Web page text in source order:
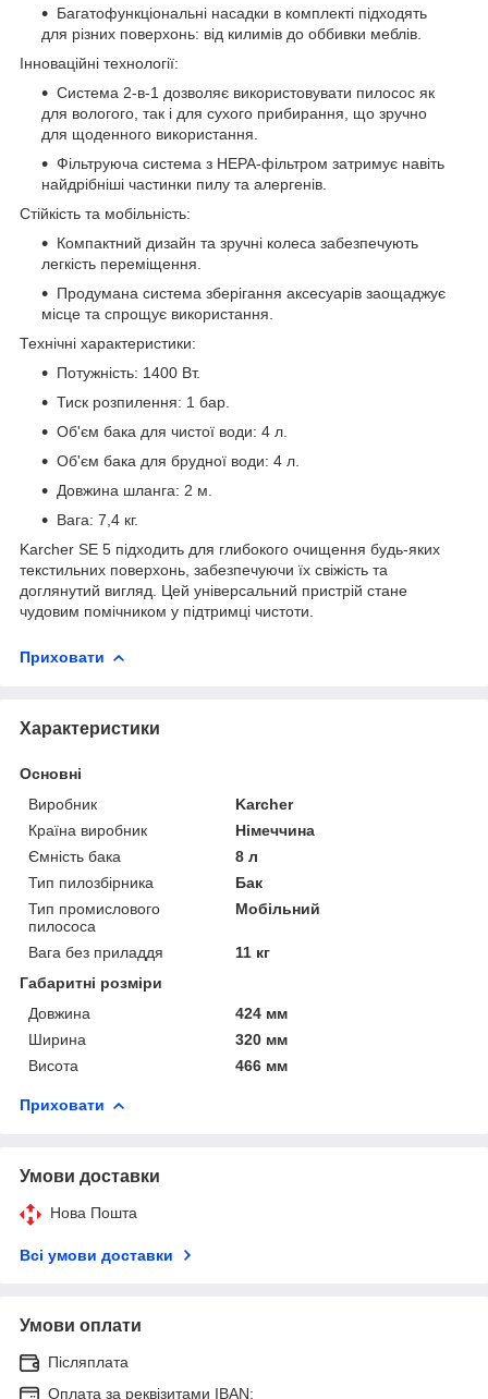
Багатофункціональні насадки в комплекті підходять
для різних поверхонь: від килимів до оббивки меблів.
Інноваційні технології:
Система 2-в-1 дозволяє використовувати пилосос як
для вологого, так і для сухого прибирання, що зручно
для щоденного використання.
Фільтруюча система з HEPA-фільтром затримує навіть
найдрібніші частинки пилу та алергенів.
Стійкість та мобільність:
Компактний дизайн та зручні колеса забезпечують
легкість переміщення.
Продумана система зберігання аксесуарів заощаджує
місце та спрощує використання.
Технічні характеристики:
Потужність: 1400 Вт.
Тиск розпилення: 1 бар.
Об'єм бака для чистої води: 4 л.
Об'єм бака для брудної води: 4 л.
Довжина шланга: 2 м.
Вага: 7,4 кг.
Karcher SE 5 підходить для глибокого очищення будь-яких
текстильних поверхонь, забезпечуючи їх свіжість та
доглянутий вигляд. Цей універсальний пристрій стане
чудовим помічником у підтримці чистоти.
Приховати
Характеристики
Основні
Виробник
Karcher
Країна виробник
Німеччина
Ємність бака
8 л
Тип пилозбірника
Бак
Тип промислового
пилососа
Мобільний
Вага без приладдя
11 кг
Габаритні розміри
Довжина
424 мм
Ширина
320 мм
Висота
466 мм
Приховати
Умови доставки
Нова Пошта
Всі умови доставки
Умови оплати
Післяплата
Оплата за реквізитами IBAN: